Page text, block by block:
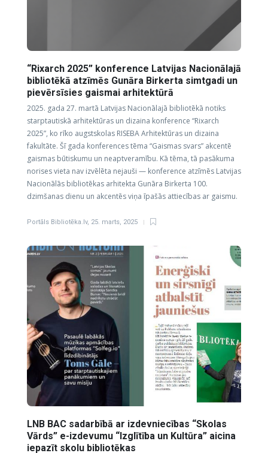
“Rixarch 2025” konference Latvijas Nacionālajā
bibliotēkā atzīmēs Gunāra Birkerta simtgadi un
pievērsīsies gaismai arhitektūrā
2025. gada 27. martā Latvijas Nacionālajā bibliotēkā notiks
starptautiskā arhitektūras un dizaina konference “Rixarch
2025”, ko rīko augstskolas RISEBA Arhitektūras un dizaina
fakultāte. Šī gada konferences tēma “Gaismas svars” akcentē
gaismas būtiskumu un neaptveramību. Kā tēma, tā pasākuma
norises vieta nav izvēlēta nejauši — konference atzīmēs Latvijas
Nacionālās bibliotēkas arhitekta Gunāra Birkerta 100.
dzimšanas dienu un akcentēs viņa īpašās attiecības ar gaismu.
Portāls Bibliotēka.lv, 25. marts, 2025
LNB BAC sadarbībā ar izdevniecības “Skolas
Vārds” e-izdevumu “Izglītība un Kultūra” aicina
iepazīt skolu bibliotēkas